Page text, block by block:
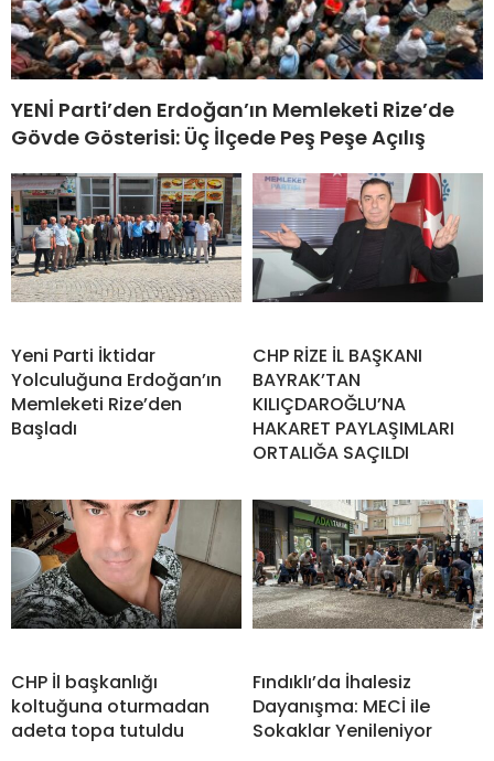
YENİ Parti’den Erdoğan’ın Memleketi Rize’de
Gövde Gösterisi: Üç İlçede Peş Peşe Açılış
Yeni Parti İktidar
Yolculuğuna Erdoğan’ın
Memleketi Rize’den
Başladı
CHP RİZE İL BAŞKANI
BAYRAK’TAN
KILIÇDAROĞLU’NA
HAKARET PAYLAŞIMLARI
ORTALIĞA SAÇILDI
CHP İl başkanlığı
koltuğuna oturmadan
adeta topa tutuldu
Fındıklı’da İhalesiz
Dayanışma: MECİ ile
Sokaklar Yenileniyor